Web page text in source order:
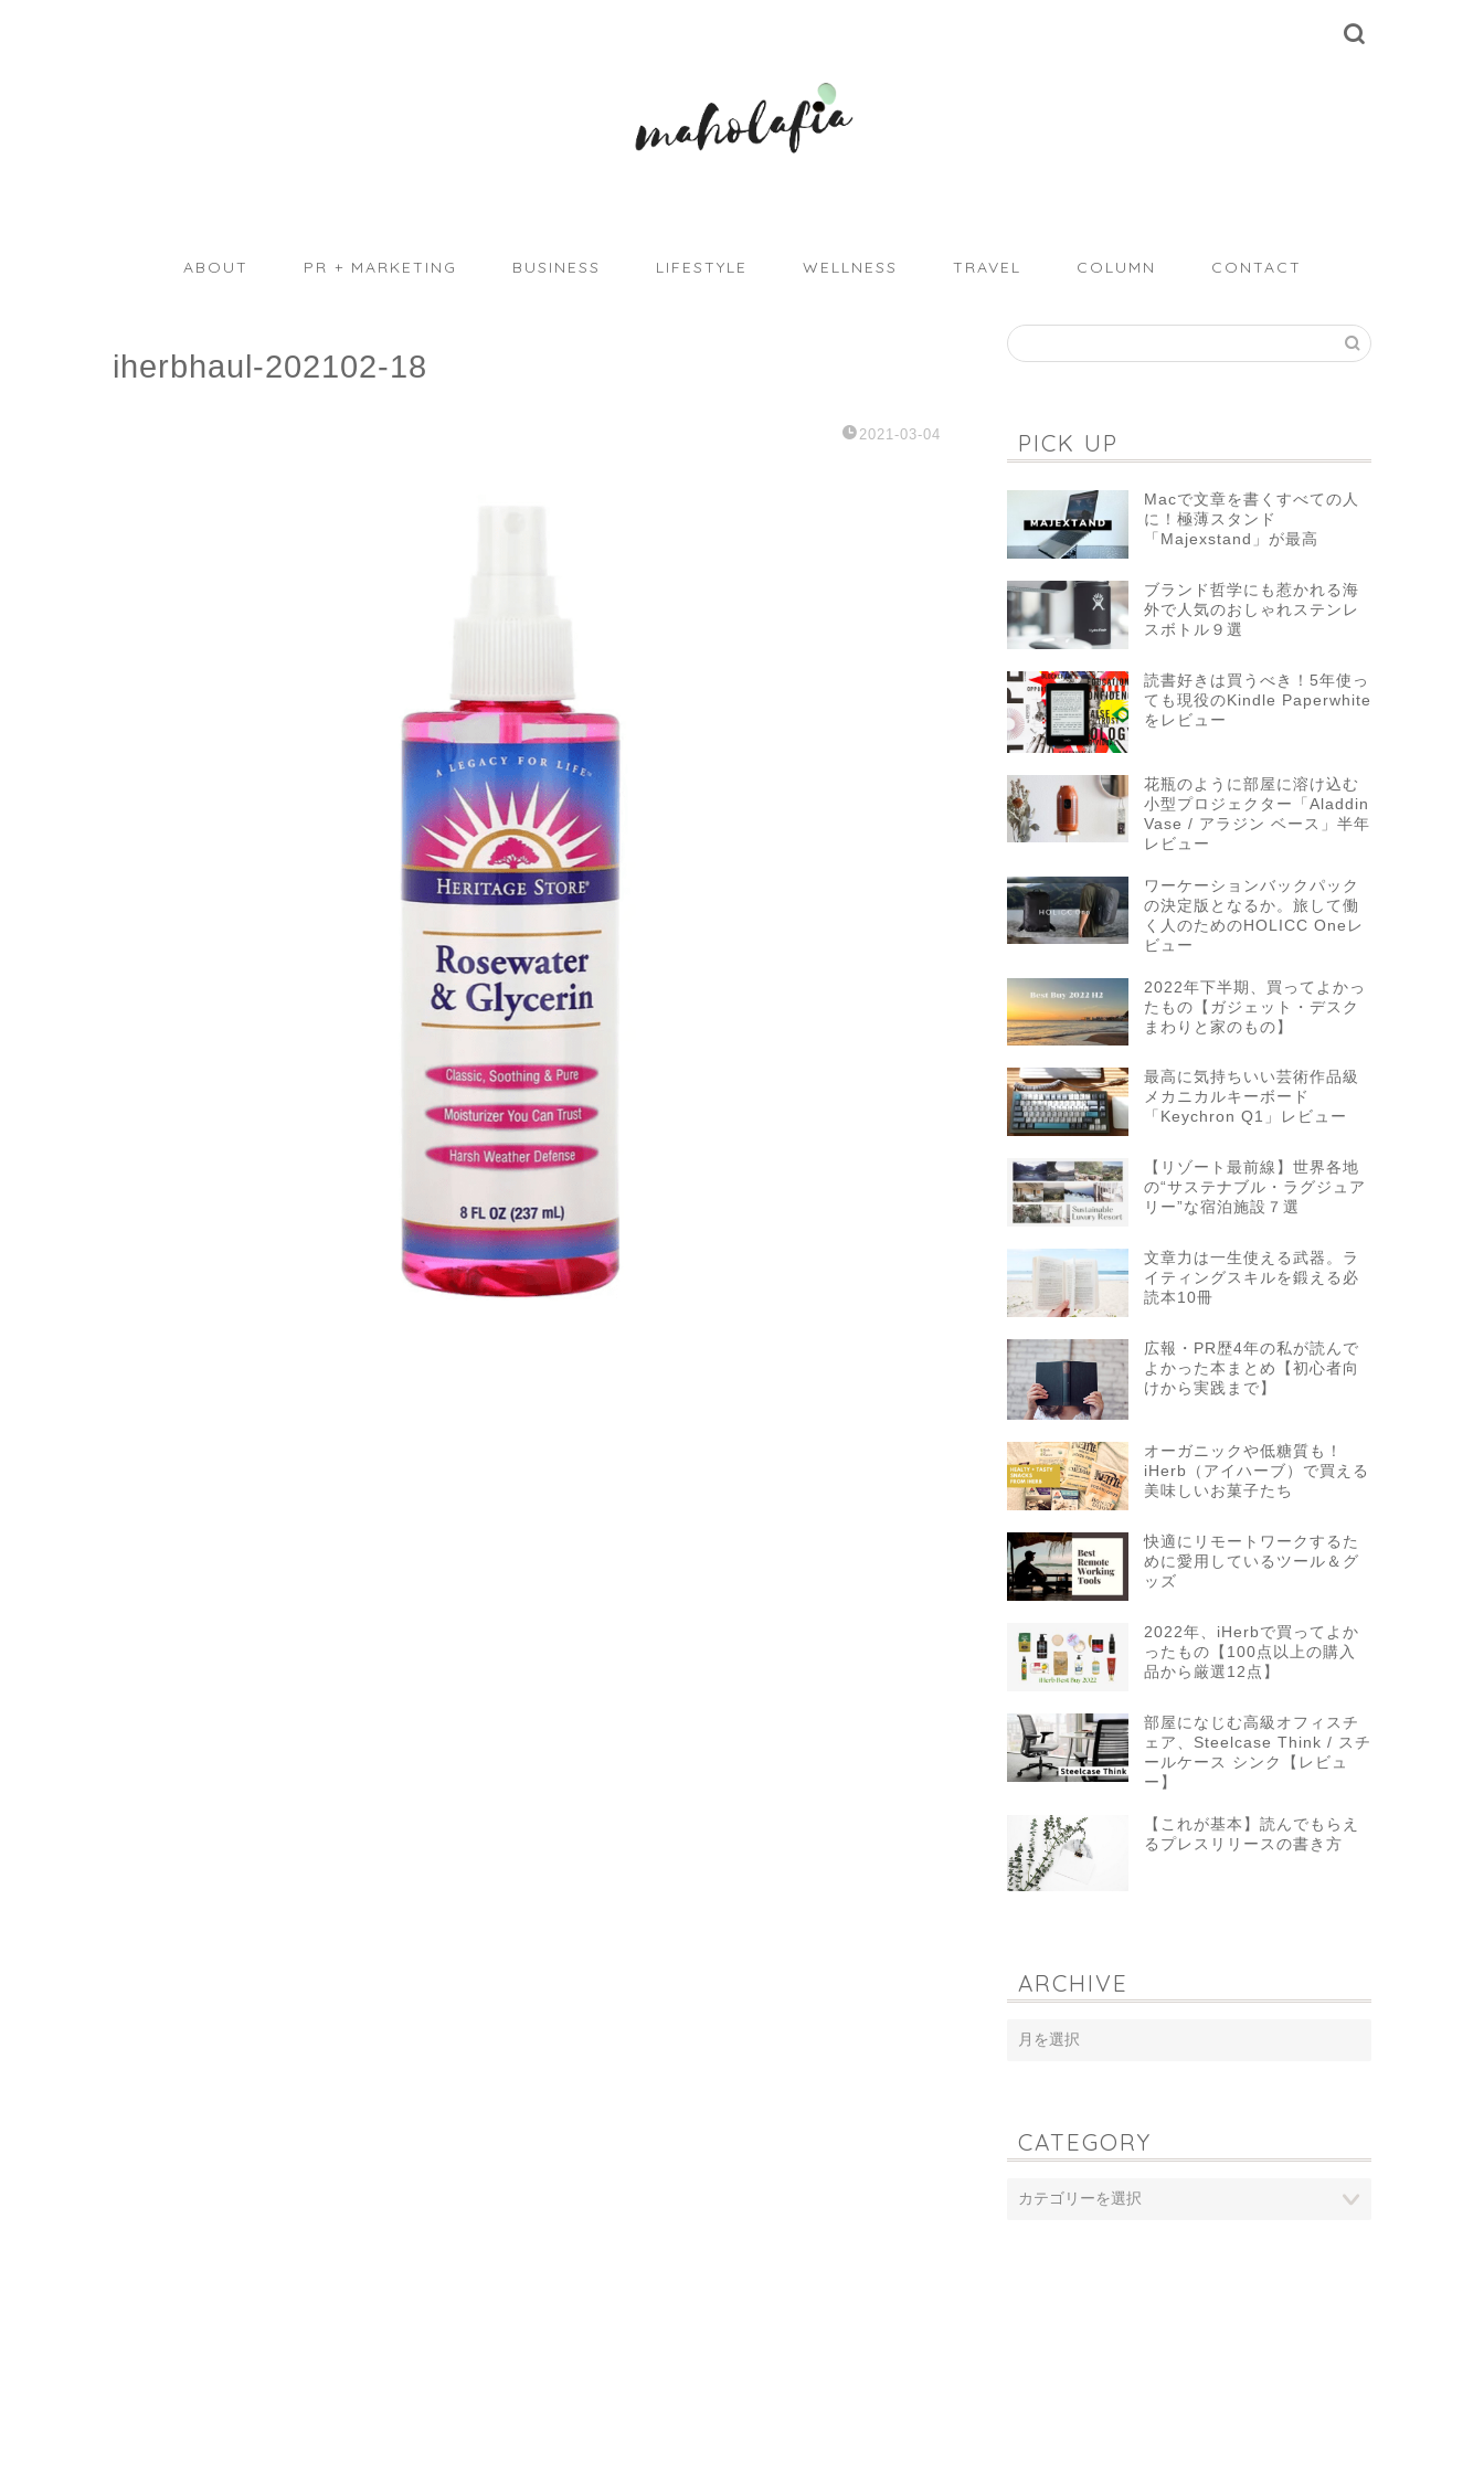
ABOUT PR + MARKETING BUSINESS LIFESTYLE WELLNESS TRAVEL COLUMN CONTACT
iherbhaul-202102-18
2021-03-04 PICK UP
Macで文章を書くすべての人
に！極薄スタンド
「Majexstand」が最高
ブランド哲学にも惹かれる海
外で人気のおしゃれステンレ
スボトル９選
読書好きは買うべき！5年使っ
ても現役のKindle Paperwhite
をレビュー
花瓶のように部屋に溶け込む
小型プロジェクター「Aladdin
Vase / アラジン ベース」半年
レビュー
ワーケーションバックパック
の決定版となるか。旅して働
く人のためのHOLICC Oneレ
ビュー
2022年下半期、買ってよかっ
たもの【ガジェット・デスク
まわりと家のもの】
最高に気持ちいい芸術作品級
メカニカルキーボード
「Keychron Q1」レビュー
【リゾート最前線】世界各地
の“サステナブル・ラグジュア
リー”な宿泊施設７選
文章力は一生使える武器。ラ
イティングスキルを鍛える必
読本10冊
広報・PR歴4年の私が読んで
よかった本まとめ【初心者向
けから実践まで】
オーガニックや低糖質も！
iHerb（アイハーブ）で買える
美味しいお菓子たち
快適にリモートワークするた
めに愛用しているツール＆グ
ッズ
2022年、iHerbで買ってよか
ったもの【100点以上の購入
品から厳選12点】
部屋になじむ高級オフィスチ
ェア、Steelcase Think / スチ
ールケース シンク【レビュ
ー】
【これが基本】読んでもらえ
るプレスリリースの書き方
ARCHIVE
CATEGORY